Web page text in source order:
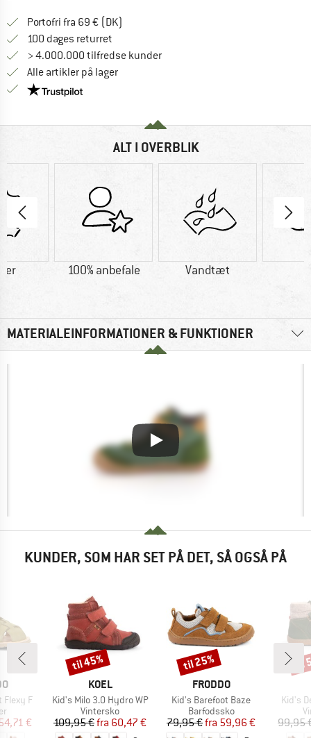
Portofri fra 69 € (DK)
100 dages returret
> 4.000.000 tilfredse kunder
Alle artikler på lager
Vi er Trustpilot-certificeret - oplysningerne får du
ALT I OVERBLIK
100% anbefale Vandtæt
MATERIALEINFORMATIONER & FUNKTIONER
KUNDER, SOM HAR SET PÅ DET, SÅ OGSÅ PÅ
Flexy F
pris
€
MÆRKE
KOEL
Artikel
Kid's Milo 3.0 Hydro WP
Produktgruppe
Vintersko
Pris
109,95 € Nedsat pris
fra 60,47 €
Rabat
til 45%
MÆRKE
FRODDO
Artikel
Kid's Barefoot Baze
Produktgruppe
Barfodssko
Pris
79,95 € Nedsat pris
fra 59,96 €
Rabat
til 25%
Artikel
Kid's
99,95